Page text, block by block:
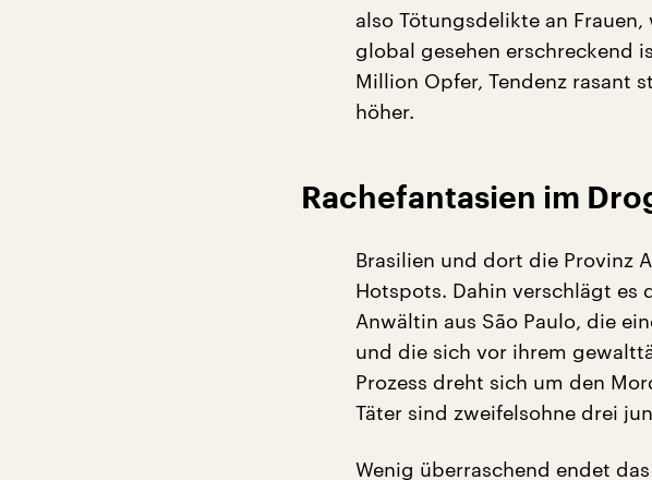
also Tötungsdelikte an
global gesehen erschreckend
Million Opfer, Tendenz rasant
höher.
Rachefantasien im
Brasilien und dort die Provinz
Hotspots. Dahin verschlägt es
Anwältin aus São Paulo, die
und die sich vor ihrem
Prozess dreht sich um den
Täter sind zweifelsohne drei
Wenig überraschend endet